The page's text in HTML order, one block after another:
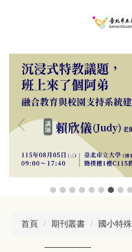
首頁 期刊叢書 國小特